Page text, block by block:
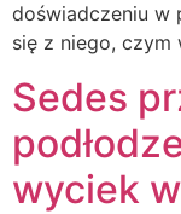
doświadczeniu w
się z niego,
Sedes
wyciek